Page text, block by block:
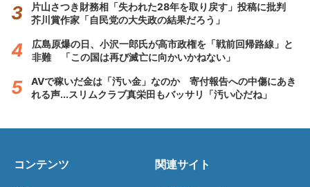
片山さつき財務相「失われた28年を取り戻す」投稿に批判
芥川賞作家「自民党の大失政の結果だろう」
広島原爆の日、小沢一郎氏が高市政権を「戦前回帰路線」と
非難 「この国は再び滅亡に向かいかねない」
AVで稼いだ金は「汚い金」なのか 寄付報告への中傷にあき
れる声...スリムクラブ真栄田もバッサリ「汚い心だね」
コンテンツ 関連サイト